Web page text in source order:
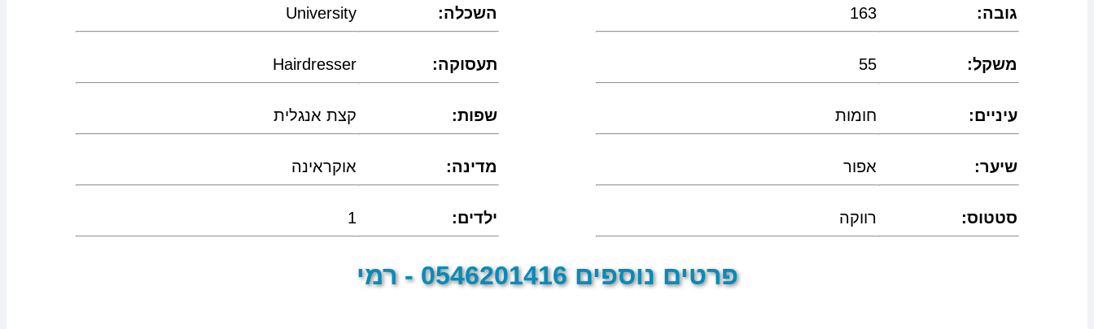
University :השכלה 163 :גובה
Hairdresser :תעסוקה 55 :משקל
קצת אנגלית :שפות חומות :עיניים
אוקראינה :מדינה אפור :שיער
1 :ילדים רווקה :סטטוס
פרטים נוספים 0546201416 - רמי